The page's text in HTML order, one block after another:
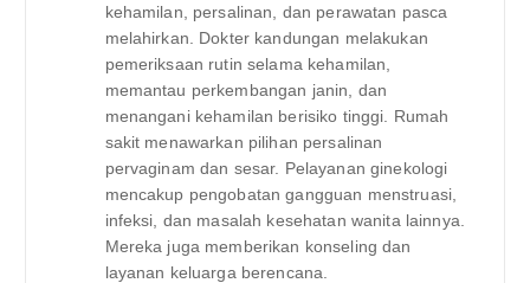
kehamilan, persalinan, dan perawatan pasca
melahirkan. Dokter kandungan melakukan
pemeriksaan rutin selama kehamilan,
memantau perkembangan janin, dan
menangani kehamilan berisiko tinggi. Rumah
sakit menawarkan pilihan persalinan
pervaginam dan sesar. Pelayanan ginekologi
mencakup pengobatan gangguan menstruasi,
infeksi, dan masalah kesehatan wanita lainnya.
Mereka juga memberikan konseling dan
layanan keluarga berencana.